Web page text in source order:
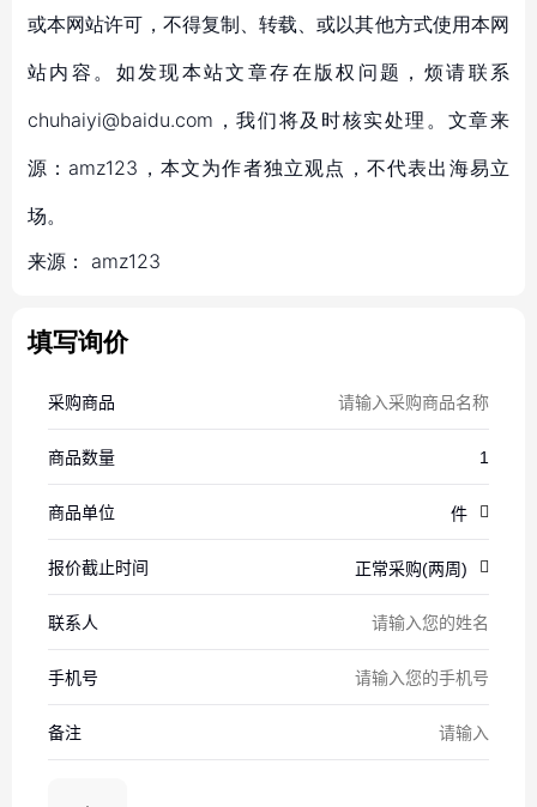
或本网站许可，不得复制、转载、或以其他方式使用本网
站内容。如发现本站文章存在版权问题，烦请联系
chuhaiyi@baidu.com，我们将及时核实处理。文章来
源：amz123，本文为作者独立观点，不代表出海易立
场。
来源： amz123
填写询价